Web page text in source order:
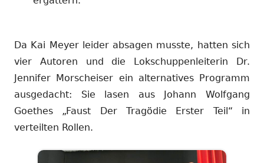
Da Kai Meyer leider absagen musste, hatten sich
vier Autoren und die Lokschuppenleiterin Dr.
Jennifer Morscheiser ein alternatives Programm
ausgedacht: Sie lasen aus Johann Wolfgang
Goethes „Faust Der Tragödie Erster Teil“ in
verteilten Rollen.